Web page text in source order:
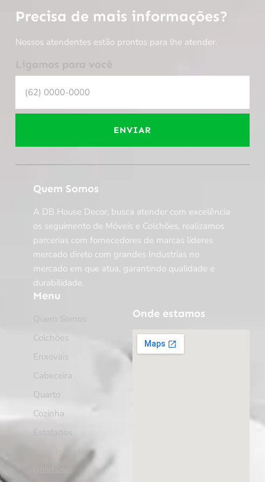
Precisa de mais informações?
Nossos atendentes estão prontos para lhe atender.
Ligamos para você
ENVIAR
Quem Somos
A DB House Decor, busca atender com excelência
os seguimento de Móveis e Colchões, realizamos
parcerias com fornecedores de marcas lideres
mercado direto com grandes Industrias no
mercado em que atua, garantindo qualidade e
durabilidade.
Menu
Colchões
Enxovais
Cabeceira
Quarto
Cozinha
Estofados
Sala de Jantar
Onde estamos